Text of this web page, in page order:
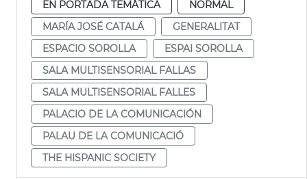
EN PORTADA TEMÁTICA
NORMAL
MARÍA JOSÉ CATALÁ
GENERALITAT
ESPACIO SOROLLA
ESPAI SOROLLA
SALA MULTISENSORIAL FALLAS
SALA MULTISENSORIAL FALLES
PALACIO DE LA COMUNICACIÓN
PALAU DE LA COMUNICACIÓ
THE HISPANIC SOCIETY